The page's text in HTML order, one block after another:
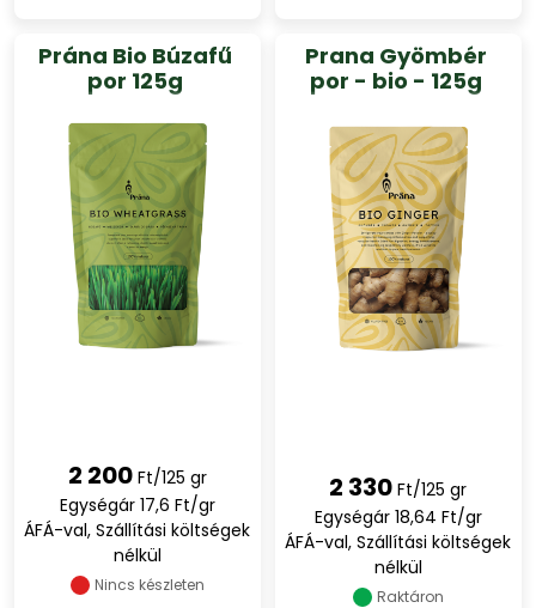
Prána Bio Búzafű
por 125g
2 200 Ft/125 gr
Egységár 17,6 Ft/gr
ÁFÁ-val, Szállítási költségek
nélkül
Nincs készleten
Prana Gyömbér
por - bio - 125g
2 330 Ft/125 gr
Egységár 18,64 Ft/gr
ÁFÁ-val, Szállítási költségek
nélkül
Raktáron